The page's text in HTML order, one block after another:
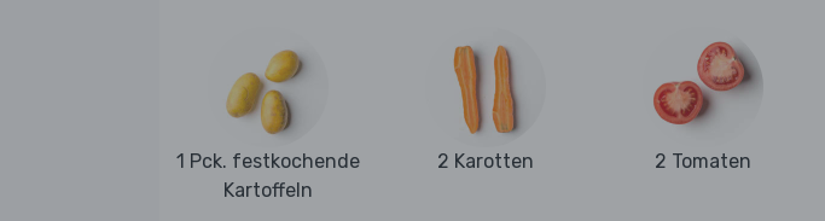
1 Pck. festkochende
Kartoffeln
2 Karotten 2 Tomaten